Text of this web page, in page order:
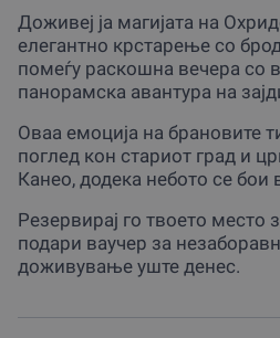
Доживеј ја магијата на
елегантно крстарење со
помеѓу раскошна вечера со
панорамска авантура на
Оваа емоција на брановите
поглед кон стариот град и
Канео, додека небото се бои
Резервирај го твоето место
подари ваучер за
доживување уште денес.